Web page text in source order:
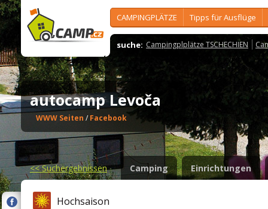
CAMPINGPLÄTZE Tipps für Ausflüge
suche: Campingplplätze TSCHECHIEN
autocamp Levoča
WWW Seiten / Facebook
<<Suchergebnissen Camping Einrichtungen
Hochsaison